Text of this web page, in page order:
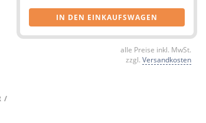
IN DEN EINKAUFSWAGEN
alle Preise inkl. MwSt.
zzgl. Versandkosten
/